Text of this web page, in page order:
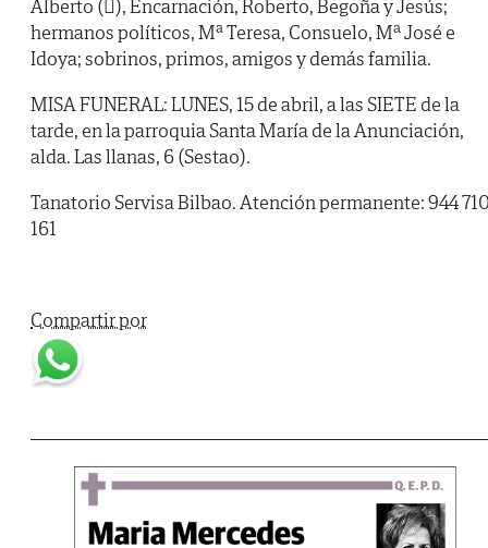
Alberto (), Encarnación, Roberto, Begoña y Jesús;
hermanos políticos, Mª Teresa, Consuelo, Mª José e
Idoya; sobrinos, primos, amigos y demás familia.
MISA FUNERAL: LUNES, 15 de abril, a las SIETE de la
tarde, en la parroquia Santa María de la Anunciación,
alda. Las llanas, 6 (Sestao).
Tanatorio Servisa Bilbao. Atención permanente: 944
161
Compartir por